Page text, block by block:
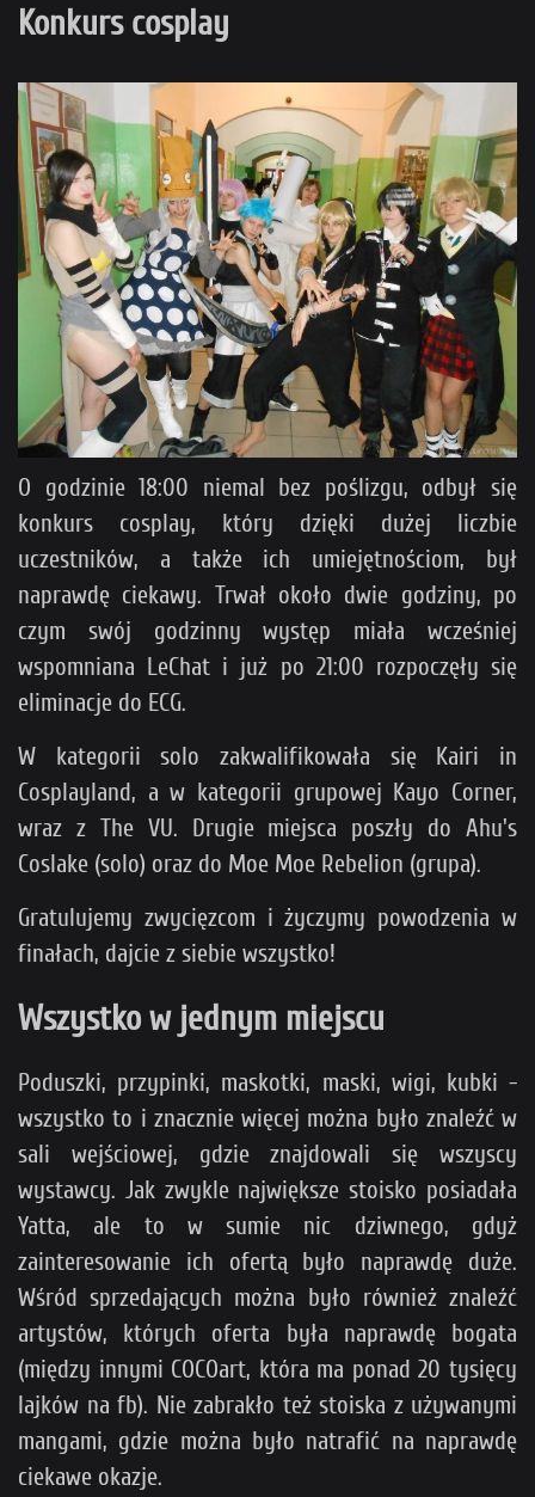
Konkurs cosplay
O godzinie 18:00 niemal bez poślizgu, odbył się
konkurs cosplay, który dzięki dużej liczbie
uczestników, a także ich umiejętnościom, był
naprawdę ciekawy. Trwał około dwie godziny, po
czym swój godzinny występ miała wcześniej
wspomniana LeChat i już po 21:00 rozpoczęły się
eliminacje do ECG.
W kategorii solo zakwalifikowała się Kairi in
Cosplayland, a w kategorii grupowej Kayo Corner,
wraz z The VU. Drugie miejsca poszły do Ahu's
Coslake (solo) oraz do Moe Moe Rebelion (grupa).
Gratulujemy zwycięzcom i życzymy powodzenia w
finałach, dajcie z siebie wszystko!
Wszystko w jednym miejscu
Poduszki, przypinki, maskotki, maski, wigi, kubki -
wszystko to i znacznie więcej można było znaleźć w
sali wejściowej, gdzie znajdowali się wszyscy
wystawcy. Jak zwykle największe stoisko posiadała
Yatta, ale to w sumie nic dziwnego, gdyż
zainteresowanie ich ofertą było naprawdę duże.
Wśród sprzedających można było również znaleźć
artystów, których oferta była naprawdę bogata
(między innymi COCOart, która ma ponad 20 tysięcy
lajków na fb). Nie zabrakło też stoiska z używanymi
mangami, gdzie można było natrafić na naprawdę
ciekawe okazje.